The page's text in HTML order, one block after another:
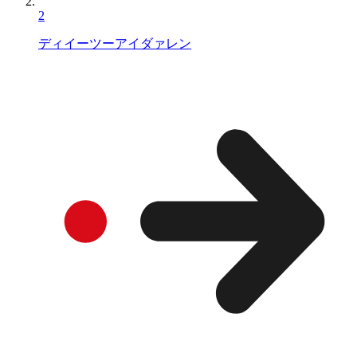
2
ディイーツーアイダァレン